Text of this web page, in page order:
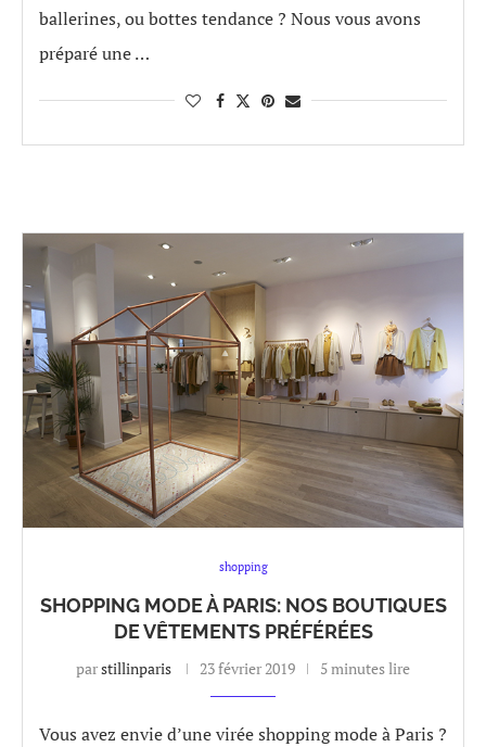
ballerines, ou bottes tendance ? Nous vous avons
préparé une …
shopping
SHOPPING MODE À PARIS: NOS BOUTIQUES
DE VÊTEMENTS PRÉFÉRÉES
parstillinparis 23 février 2019 5 minutes lire
Vous avez envie d’une virée shopping mode à Paris ?